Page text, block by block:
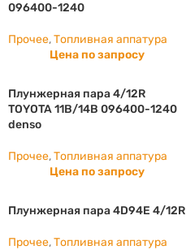
096400-1240
Прочее,Топливная аппатура
Цена по запросу
Плунжерная пара 4/12R
TOYOTA 11B/14B 096400-1240
denso
Прочее,Топливная аппатура
Цена по запросу
Плунжерная пара 4D94E 4/12R
Прочее,Топливная аппатура